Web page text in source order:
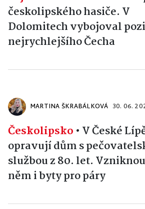
českolipského hasiče. V
Dolomitech vybojoval
nejrychlejšího Čecha
MARTINA ŠKRABÁLKOVÁ 30. 06.
Českolipsko • V České
opravují dům s
službou z 80. let.
něm i byty pro páry